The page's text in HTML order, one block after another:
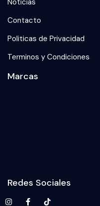
Noticias
Contacto
Politicas de Privacidad
Terminos y Condiciones
Marcas
Redes Sociales